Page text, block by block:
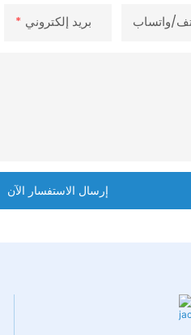
بريد إلكتروني واتساب
إرسال الاستفسار الآن